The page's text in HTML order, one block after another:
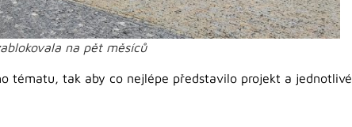
na pět měsíců
tématu, tak aby co nejlépe představilo projekt a jednotlivé